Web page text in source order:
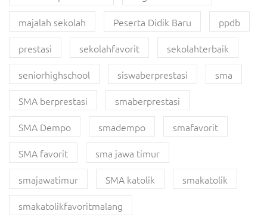
majalah sekolah
Peserta Didik Baru
ppdb
prestasi
sekolahfavorit
sekolahterbaik
seniorhighschool
siswaberprestasi
sma
SMA berprestasi
smaberprestasi
SMA Dempo
smadempo
smafavorit
SMA favorit
sma jawa timur
smajawatimur
SMA katolik
smakatolik
smakatolikfavoritmalang